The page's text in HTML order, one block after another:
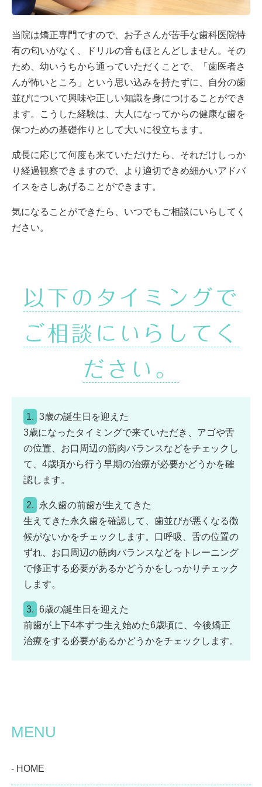
当院は矯正専門ですので、お子さんが苦手な歯科医院特
有の匂いがなく、ドリルの音もほとんどしません。その
ため、幼いうちから通っていただくことで、「歯医者さ
んが怖いところ」という思い込みを持たずに、自分の歯
並びについて興味や正しい知識を身につけることができ
ます。こうした経験は、大人になってからの健康な歯を
保つための基礎作りとして大いに役立ちます。
成長に応じて何度も来ていただけたら、それだけしっか
り経過観察できますので、より適切できめ細かいアドバ
イスをさしあげることができます。
気になることができたら、いつでもご相談にいらしてく
ださい。
以下のタイミングで
ご相談にいらしてく
ださい。
1. 3歳の誕生日を迎えた
3歳になったタイミングで来ていただき、アゴや舌
の位置、お口周辺の筋肉バランスなどをチェックし
て、4歳頃から行う早期の治療が必要かどうかを確
認します。
2.
永久歯の前歯が生えてきた
生えてきた永久歯を確認して、歯並びが悪くなる徴
候がないかをチェックします。口呼吸、舌の位置の
ずれ、お口周辺の筋肉バランスなどをトレーニング
で修正する必要があるかどうかをしっかりチェック
します。
3. 6歳の誕生日を迎えた
前歯が上下4本ずつ生え始めた6歳頃に、今後矯正
治療をする必要があるかどうかをチェックします。
MENU
- HOME